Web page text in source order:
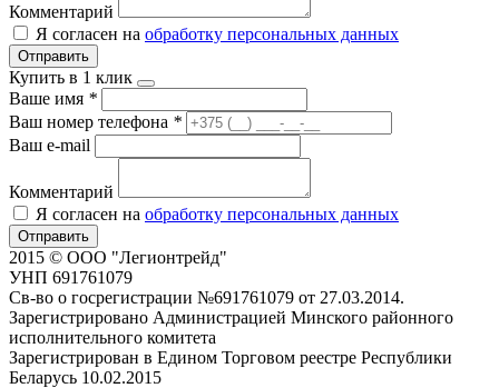
Комментарий
Я согласен на обработку персональных данных
Отправить
Купить в 1 клик
Ваше имя *
Ваш номер телефона *
Ваш e-mail
Комментарий
Я согласен на обработку персональных данных
Отправить
2015 © ООО "Легионтрейд"
УНП 691761079
Св-во о госрегистрации №691761079 от 27.03.2014.
Зарегистрировано Администрацией Минского районного
исполнительного комитета
Зарегистрирован в Едином Торговом реестре Республики
Беларусь 10.02.2015